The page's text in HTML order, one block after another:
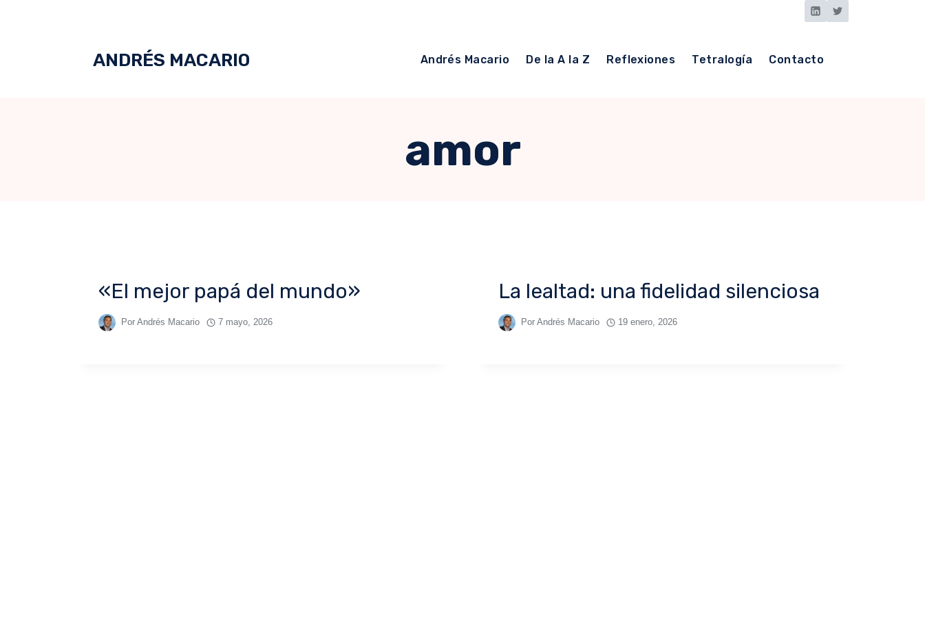
ANDRÉS MACARIO Andrés Macario De la A la Z Reflexiones Tetralogía Contacto
amor
«El mejor papá del mundo»
Por Andrés Macario 7 mayo, 2026
La lealtad: una fidelidad silenciosa
Por Andrés Macario 19 enero, 2026